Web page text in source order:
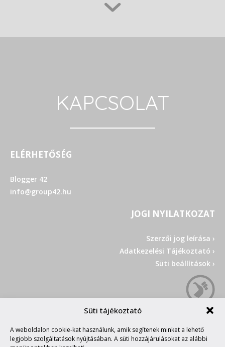
Süti tájékoztató
A weboldalon cookie-kat használunk, amik segítenek minket a lehető
legjobb szolgáltatások nyújtásában. A süti hozzájárulásokat az alábbi
KAPCSOLAT
ELÉRHETŐSÉG
Blogger 42
info@group42.hu
JOGI NYILATKOZAT
Szerzői jog leírása ›
Adatkezelési Tájékoztató ›
Süti beállítások ›